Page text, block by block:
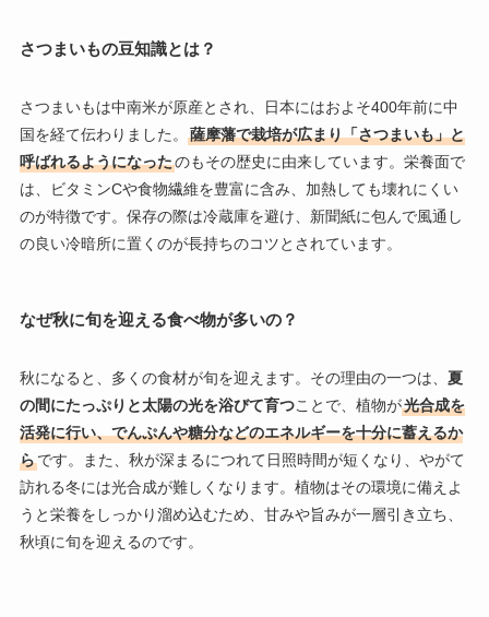
さつまいもの豆知識とは？
さつまいもは中南米が原産とされ、日本にはおよそ400年前に中
国を経て伝わりました。
薩摩藩で栽培が広まり「さつまいも」と
呼ばれるようになったのもその歴史に由来しています。栄養面で
は、ビタミンCや食物繊維を豊富に含み、加熱しても壊れにくい
のが特徴です。保存の際は冷蔵庫を避け、新聞紙に包んで風通し
の良い冷暗所に置くのが長持ちのコツとされています。
なぜ秋に旬を迎える食べ物が多いの？
秋になると、多くの食材が旬を迎えます。その理由の一つは、 夏
の間にたっぷりと太陽の光を浴びて育つことで、植物が光合成を
活発に行い、でんぷんや糖分などのエネルギーを十分に蓄えるか
らです。また、秋が深まるにつれて日照時間が短くなり、やがて
訪れる冬には光合成が難しくなります。植物はその環境に備えよ
うと栄養をしっかり溜め込むため、甘みや旨みが一層引き立ち、
秋頃に旬を迎えるのです。